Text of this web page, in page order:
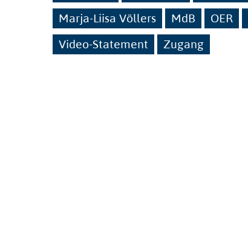
Marja-Liisa Völlers
MdB OER
Video-Statement
Zugang